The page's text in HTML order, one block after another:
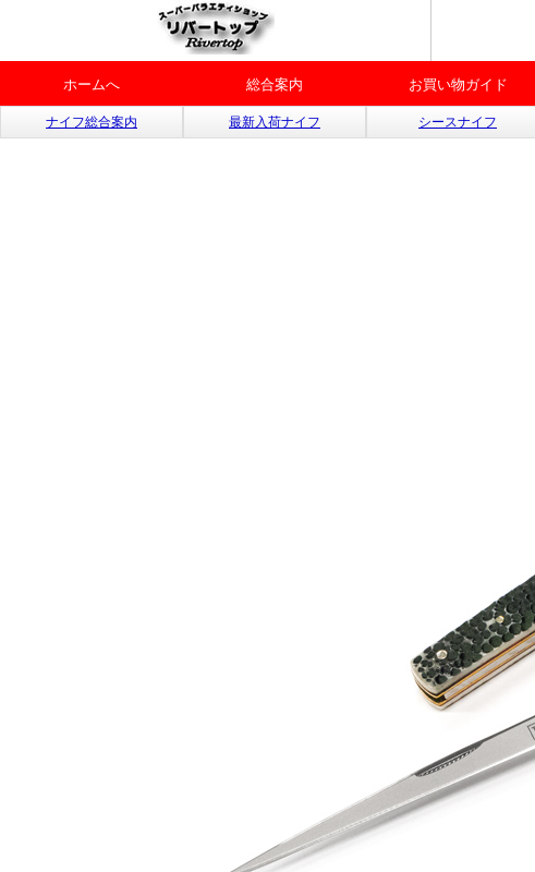
ホームへ 総合案内 お買い物ガイド
ナイフ総合案内 最新入荷ナイフ シースナイフ